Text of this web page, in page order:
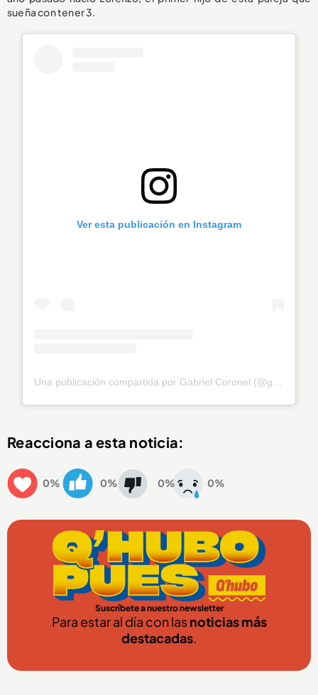
sueña con tener 3.
Ver esta publicación en Instagram
Una publicación compartida por Gabriel Coronel (@gabrielcoronel)
Reacciona a esta noticia:
0% 0% 0% 0%
Suscríbete a nuestro newsletter
Para estar al día con lasnoticias más
destacadas.